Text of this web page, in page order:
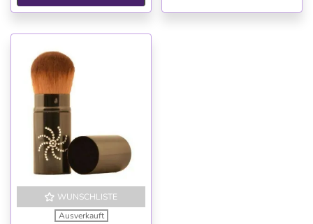
WUNSCHLISTE
Ausverkauft